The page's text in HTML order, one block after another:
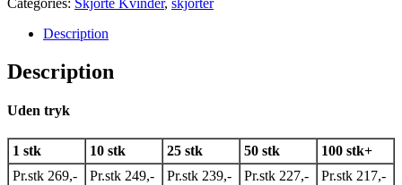
Description
Description
Uden tryk
1 stk 10 stk 25 stk 50 stk
100 stk+
Pr.stk 269,-
Pr.stk 249,- Pr.stk 239,- Pr.stk 227,- Pr.stk 217,-